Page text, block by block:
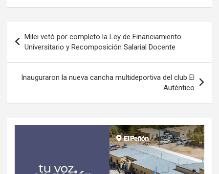
de
entradas
Milei vetó por completo la Ley de Financiamiento
Universitario y Recomposición Salarial Docente
Inauguraron la nueva cancha multideportiva del club El
Auténtico